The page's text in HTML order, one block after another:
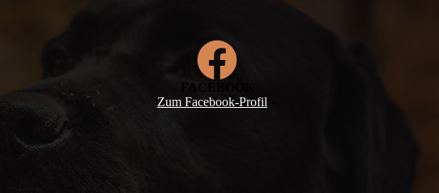
FACEBOOK
Zum Facebook-Profil